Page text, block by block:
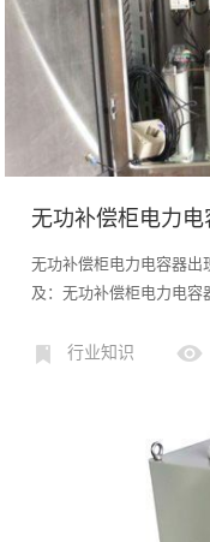
无功补偿柜电力电容器出
及：无功补偿柜电力电容
电容器的使用寿命与过
期过电压会加热电力电
行业知识